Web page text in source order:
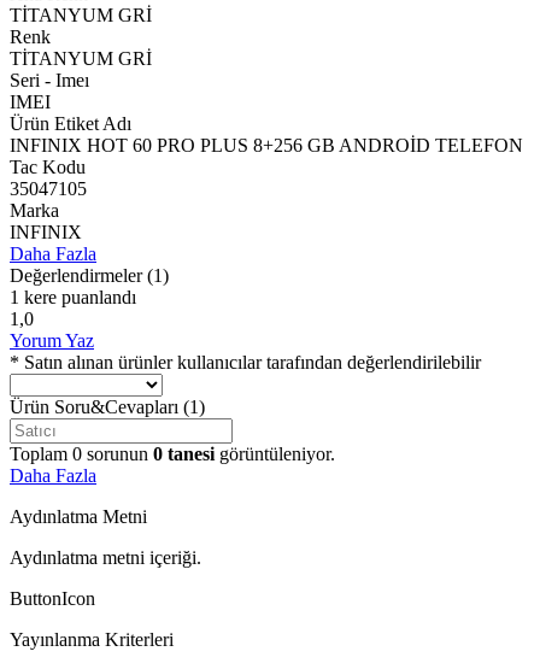
TİTANYUM GRİ
Renk
TİTANYUM GRİ
Seri - Imeı
IMEI
Ürün Etiket Adı
INFINIX HOT 60 PRO PLUS 8+256 GB ANDROİD TELEFON
Tac Kodu
35047105
Marka
INFINIX
Daha Fazla
Değerlendirmeler (1)
1 kere puanlandı
1,0
Yorum Yaz
* Satın alınan ürünler kullanıcılar tarafından değerlendirilebilir
Ürün Soru&Cevapları (1)
Toplam 0 sorunun 0 tanesi görüntüleniyor.
Daha Fazla
Aydınlatma Metni
Aydınlatma metni içeriği.
ButtonIcon
Yayınlanma Kriterleri